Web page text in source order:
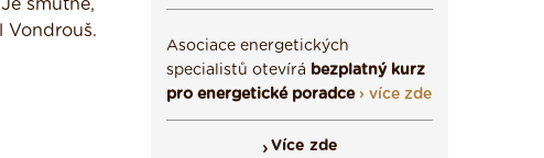
smutné,
Vondrouš.
Asociace energetických
specialistů otevírá bezplatný kurz
pro energetické poradce › více zde
Více zde